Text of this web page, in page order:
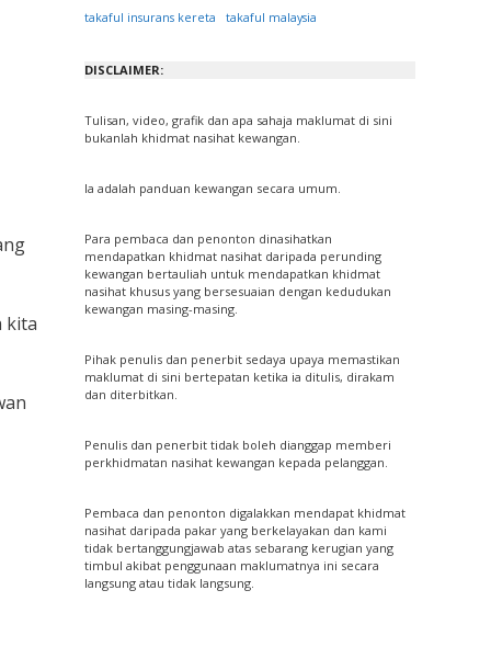
kita
takaful insurans kereta
takaful malaysia
DISCLAIMER:
Tulisan, video, grafik dan apa sahaja maklumat di sini
bukanlah khidmat nasihat kewangan.
Ia adalah panduan kewangan secara umum.
Para pembaca dan penonton dinasihatkan
mendapatkan khidmat nasihat daripada perunding
kewangan bertauliah untuk mendapatkan khidmat
nasihat khusus yang bersesuaian dengan kedudukan
kewangan masing-masing.
Pihak penulis dan penerbit sedaya upaya memastikan
maklumat di sini bertepatan ketika ia ditulis, dirakam
dan diterbitkan.
Penulis dan penerbit tidak boleh dianggap memberi
perkhidmatan nasihat kewangan kepada pelanggan.
Pembaca dan penonton digalakkan mendapat khidmat
nasihat daripada pakar yang berkelayakan dan kami
tidak bertanggungjawab atas sebarang kerugian yang
timbul akibat penggunaan maklumatnya ini secara
langsung atau tidak langsung.